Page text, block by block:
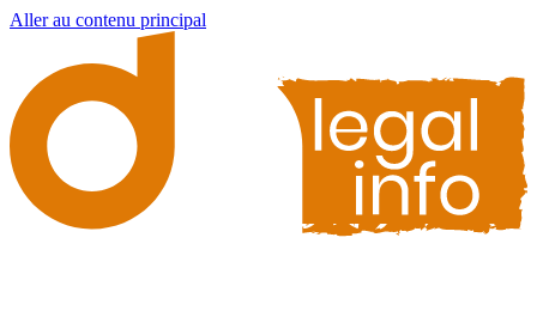
Aller au contenu principal